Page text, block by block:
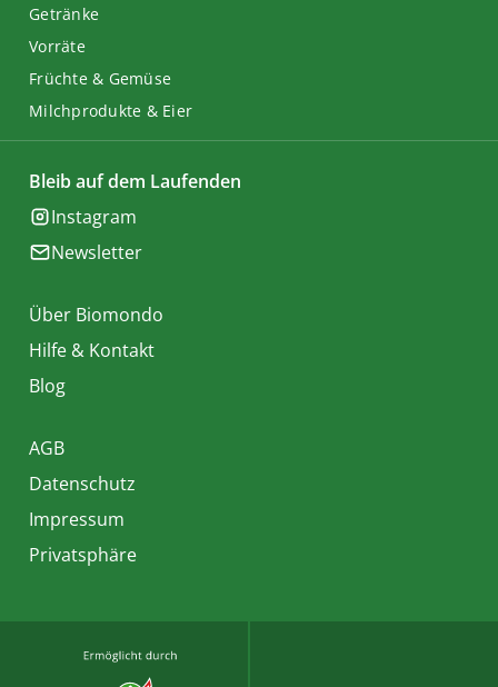
Getränke
Vorräte
Früchte & Gemüse
Milchprodukte & Eier
Bleib auf dem Laufenden
Instagram
Newsletter
Über Biomondo
Hilfe & Kontakt
Blog
AGB
Datenschutz
Impressum
Privatsphäre